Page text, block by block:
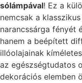
sólámpával! Ez a
nemcsak a
narancssárga fényét
hanem a beépített
illóolajainak
az egészségtudatos
dekorációs elemben